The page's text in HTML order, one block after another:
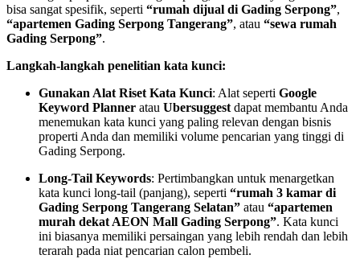
bisa sangat spesifik, seperti “rumah dijual di Gading Serpong”,
“apartemen Gading Serpong Tangerang”, atau “sewa rumah
Gading Serpong”.
Langkah-langkah penelitian kata kunci:
Gunakan Alat Riset Kata Kunci: Alat seperti Google
Keyword Planner atau Ubersuggest dapat membantu Anda
menemukan kata kunci yang paling relevan dengan bisnis
properti Anda dan memiliki volume pencarian yang tinggi di
Gading Serpong.
Long-Tail Keywords: Pertimbangkan untuk menargetkan
kata kunci long-tail (panjang), seperti “rumah 3 kamar di
Gading Serpong Tangerang Selatan” atau “apartemen
murah dekat AEON Mall Gading Serpong”. Kata kunci
ini biasanya memiliki persaingan yang lebih rendah dan lebih
terarah pada niat pencarian calon pembeli.